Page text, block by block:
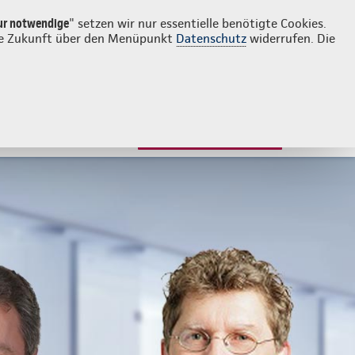
notwendige" setzen wir nur essentielle benötigte Cookies.
Zukunft über den Menüpunkt Datenschutz widerrufen. Die
Login Kontakt 04351 5083